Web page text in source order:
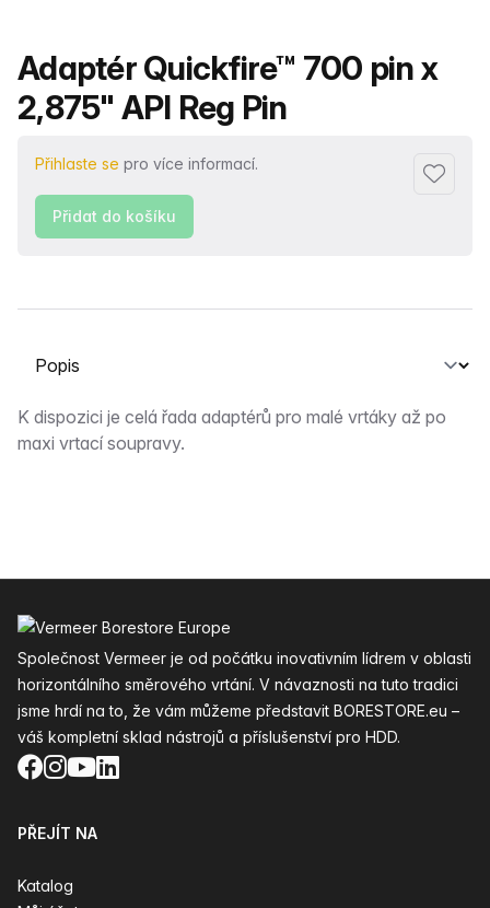
Název produktu
Adaptér Quickfire™ 700 pin x
2,875" API Reg Pin
Přihlaste se pro více informací.
Přidat
Přidat do košíku
Vyberte kartu
Popis
K dispozici je celá řada adaptérů pro malé vrtáky až po
maxi vrtací soupravy.
Společnost Vermeer je od počátku inovativním lídrem v oblasti
horizontálního směrového vrtání. V návaznosti na tuto tradici
jsme hrdí na to, že vám můžeme představit BORESTORE.eu –
váš kompletní sklad nástrojů a příslušenství pro HDD.
Facebook
Instagram
YouTube
LinkedIn
PŘEJÍT NA
Katalog